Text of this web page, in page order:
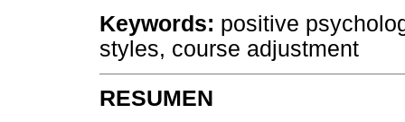
Keywords: positive
styles, course adjustment
RESUMEN